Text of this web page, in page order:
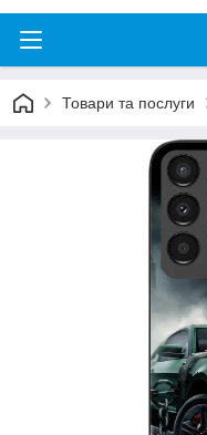
Товари та послуги